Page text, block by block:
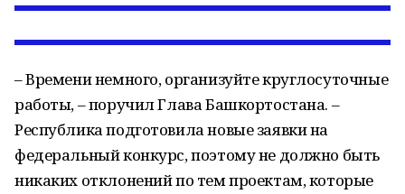
– Времени немного, организуйте круглосуточные
работы, – поручил Глава Башкортостана. –
Республика подготовила новые заявки на
федеральный конкурс, поэтому не должно быть
никаких отклонений по тем проектам, которые